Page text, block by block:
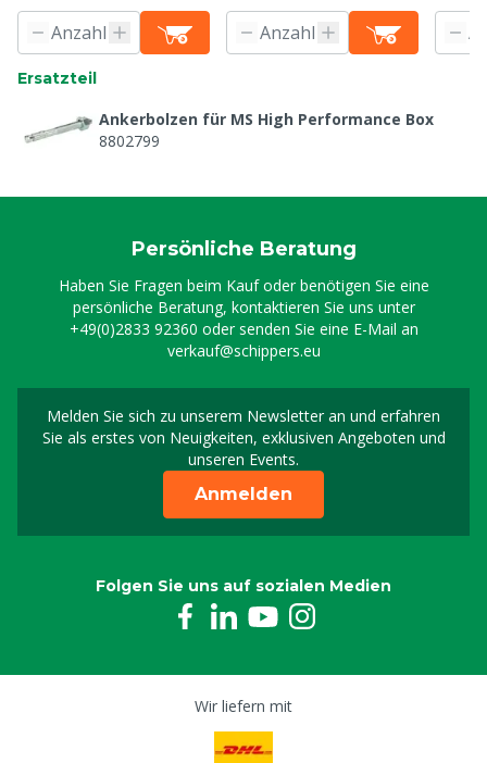
Ersatzteil
Ankerbolzen für MS High Performance Box
8802799
Persönliche Beratung
Haben Sie Fragen beim Kauf oder benötigen Sie eine
persönliche Beratung, kontaktieren Sie uns unter
+49(0)2833 92360 oder senden Sie eine E-Mail an
verkauf@schippers.eu
Melden Sie sich zu unserem Newsletter an und erfahren
Sie als erstes von Neuigkeiten, exklusiven Angeboten und
unseren Events.
Melden Sie sich für
Anmelden
Folgen Sie uns auf sozialen Medien
Wir liefern mit